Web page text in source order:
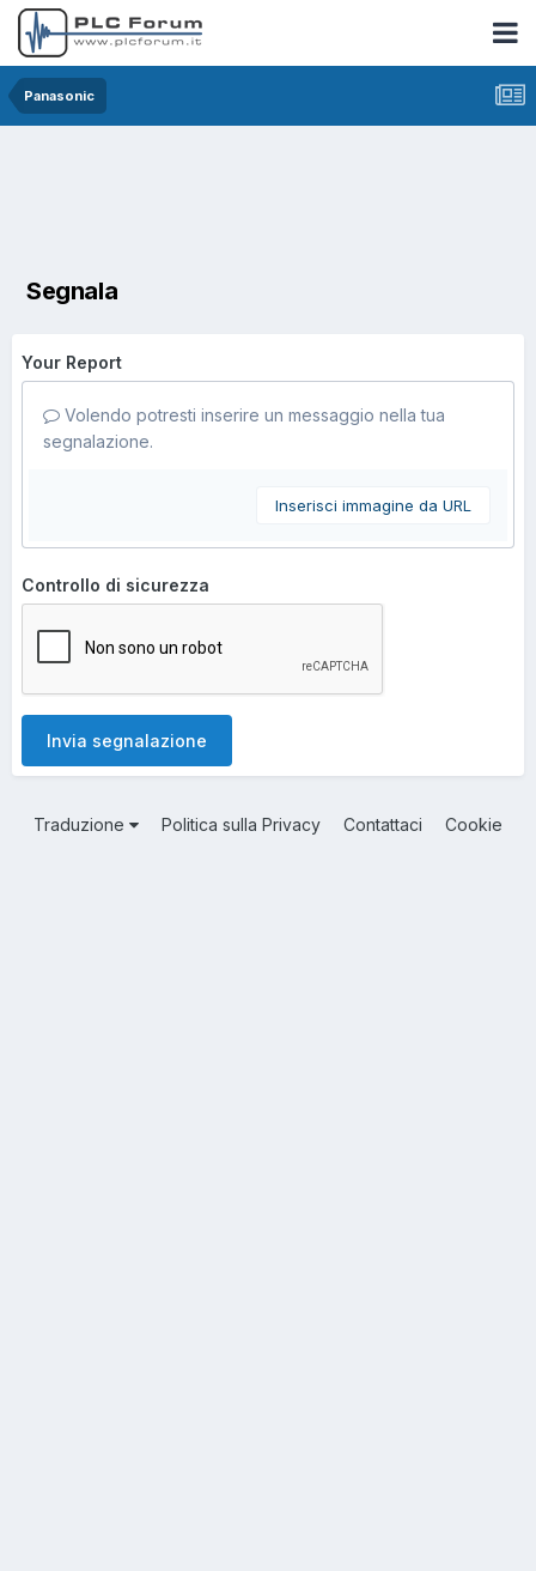
Panasonic
Segnala
Your Report
Volendo potresti inserire un messaggio nella tua
segnalazione.
Inserisci immagine da URL
Controllo di sicurezza
Invia segnalazione
Traduzione Politica sulla Privacy Contattaci Cookie